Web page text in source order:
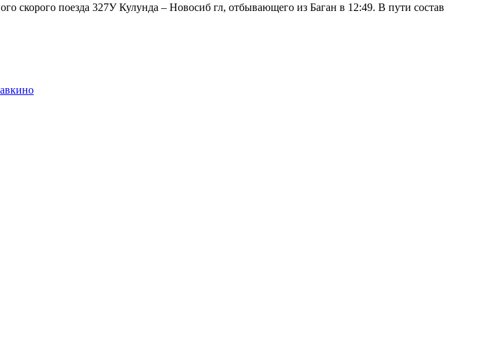
скорого поезда 327У Кулунда – Новосиб гл, отбывающего из Баган в 12:49. В пути состав